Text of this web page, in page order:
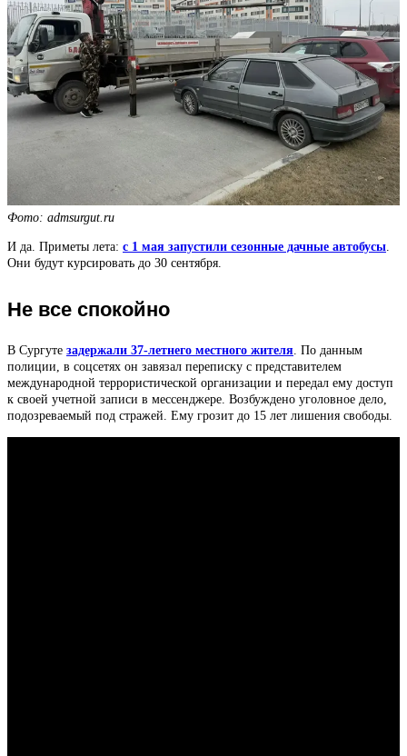
Фото: admsurgut.ru
И да. Приметы лета: с 1 мая запустили сезонные дачные автобусы.
Они будут курсировать до 30 сентября.
Не все спокойно
В Сургуте задержали 37-летнего местного жителя . По данным
полиции, в соцсетях он завязал переписку с представителем
международной террористической организации и передал ему доступ
к своей учетной записи в мессенджере. Возбуждено уголовное дело,
подозреваемый под стражей. Ему грозит до 15 лет лишения свободы.